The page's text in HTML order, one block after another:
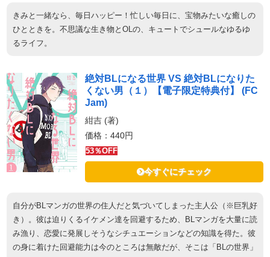
きみと一緒なら、毎日ハッピー！忙しい毎日に、宝物みたいな癒しの
ひとときを。不思議な生き物とOLの、キュートでシュールなゆるゆ
るライフ。
絶対BLになる世界 VS 絶対BLになりた
くない男（１）【電子限定特典付】 (FC
Jam)
紺吉 (著)
価格：440円
53％OFF
今すぐにチェック
自分がBLマンガの世界の住人だと気づいてしまった主人公（※巨乳好
き）。彼は迫りくるイケメン達を回避するため、BLマンガを大量に読
み漁り、恋愛に発展しそうなシチュエーションなどの知識を得た。彼
の身に着けた回避能力は今のところは無敵だが、そこは「BLの世界」